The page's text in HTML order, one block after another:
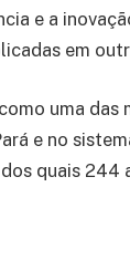
e a
em
uma das
e no
quais 244